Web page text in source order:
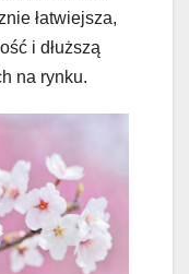
łatwiejsza,
i dłuższą
na rynku.